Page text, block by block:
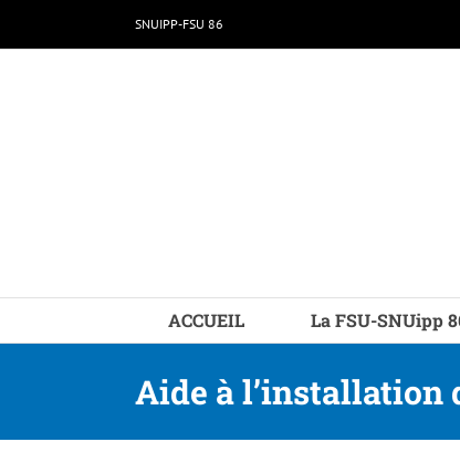
au
SNUIPP-FSU 86
ACCUEIL La FSU-SNUipp
Aide à l’installation